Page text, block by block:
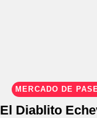
MERCADO DE
El Diablito